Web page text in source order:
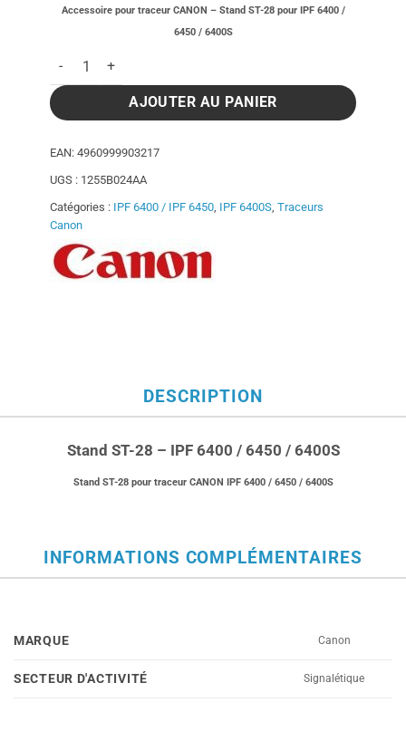
Accessoire pour traceur CANON – Stand ST-28 pour
IPF 6400 /
6450 / 6400S
quantité de Stand ST-28
AJOUTER AU PANIER
EAN: 4960999903217
UGS : 1255B024AA
Catégories : IPF 6400 / IPF 6450 IPF 6400S Traceurs
Canon
DESCRIPTION
Stand ST-28 – IPF 6400 / 6450 / 6400S
Stand ST-28 pour traceur CANON IPF 6400 / 6450 / 6400S
INFORMATIONS COMPLÉMENTAIRES
MARQUE Canon
SECTEUR D'ACTIVITÉ Signalétique